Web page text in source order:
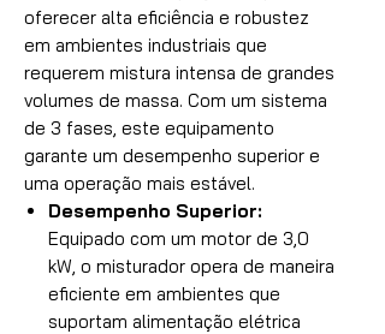
oferecer alta eficiência e robustez
em ambientes industriais que
requerem mistura intensa de grandes
volumes de massa. Com um sistema
de 3 fases, este equipamento
garante um desempenho superior e
uma operação mais estável.
Desempenho Superior:
Equipado com um motor de 3,0
kW, o misturador opera de maneira
eficiente em ambientes que
suportam alimentação elétrica